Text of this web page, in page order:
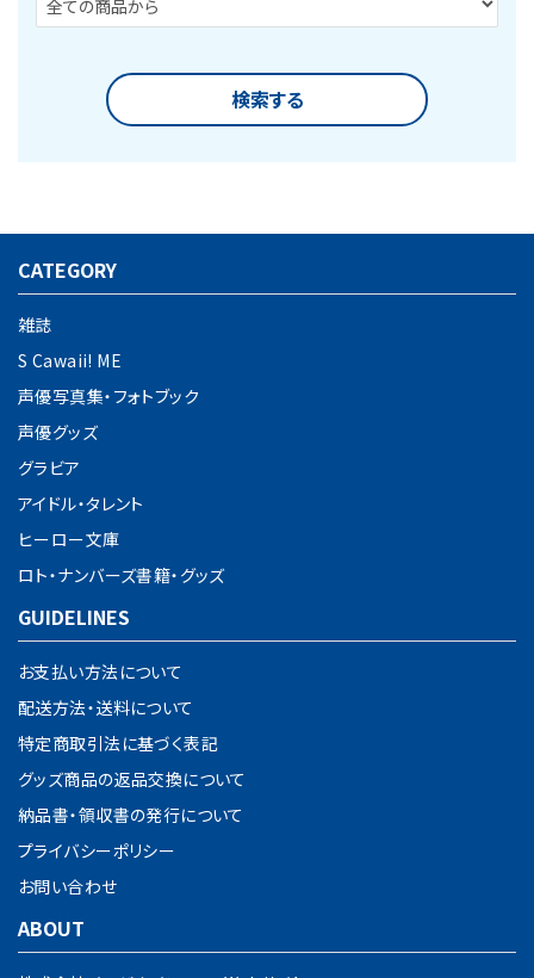
検索する
キーワード
カテゴリー
CATEGORY
雑誌
S Cawaii! ME
声優写真集・フォトブック
声優グッズ
グラビア
アイドル・タレント
ヒーロー文庫
ロト・ナンバーズ書籍・グッズ
GUIDELINES
お支払い方法について
配送方法・送料について
特定商取引法に基づく表記
グッズ商品の返品交換について
納品書・領収書の発行について
プライバシーポリシー
お問い合わせ
ABOUT